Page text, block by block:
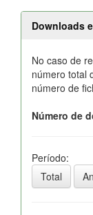
Downloads
No caso de
número total
número de
Número de
Período:
Total